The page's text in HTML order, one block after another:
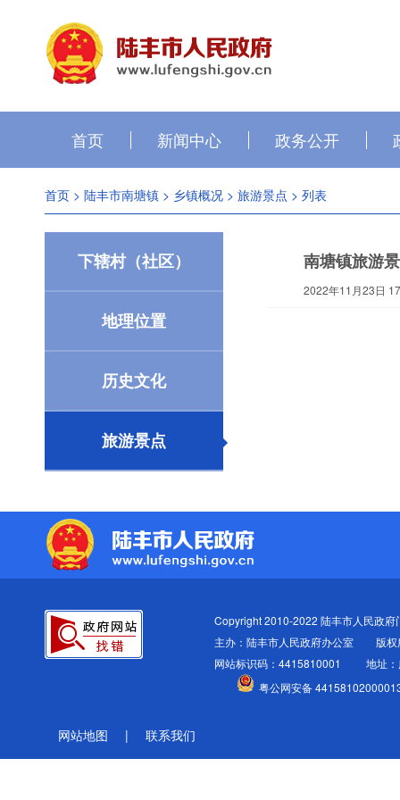
首页 新闻中心 政务公开
首页 > 陆丰市南塘镇 > 乡镇概况 > 旅游景点 > 列表
下辖村（社区）
地理位置
历史文化
旅游景点
南塘镇旅游
2022年11月23日
Copyright 2010-2022 陆丰市人民政
主办：陆丰市人民政府办公室
版
网站标识码：4415810001
地址
粤公网安备
网站地图 | 联系我们